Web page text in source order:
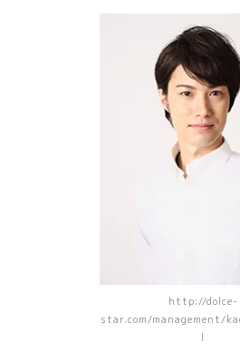
http://dolce-
star.com/management/